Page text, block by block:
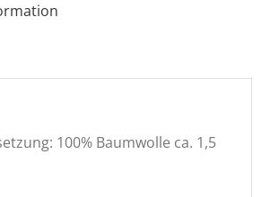
100% Baumwolle ca. 1,5